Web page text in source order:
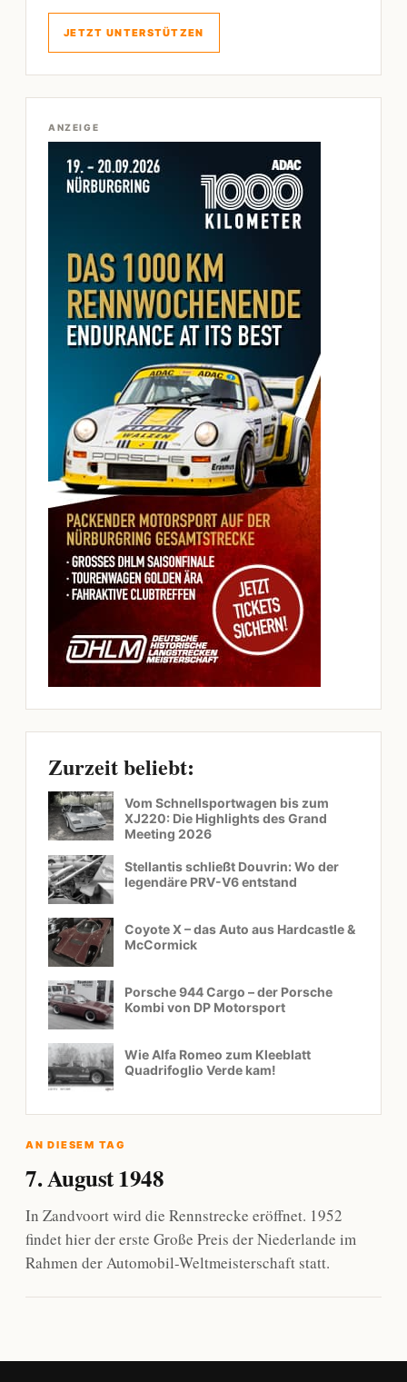
JETZT UNTERSTÜTZEN
ANZEIGE
Zurzeit beliebt:
Vom Schnellsportwagen bis zum
XJ220: Die Highlights des Grand
Meeting 2026
Stellantis schließt Douvrin: Wo der
legendäre PRV-V6 entstand
Coyote X – das Auto aus Hardcastle &
McCormick
Porsche 944 Cargo – der Porsche
Kombi von DP Motorsport
Wie Alfa Romeo zum Kleeblatt
Quadrifoglio Verde kam!
AN DIESEM TAG
7. August 1948
In Zandvoort wird die Rennstrecke eröffnet. 1952
findet hier der erste Große Preis der Niederlande im
Rahmen der Automobil-Weltmeisterschaft statt.